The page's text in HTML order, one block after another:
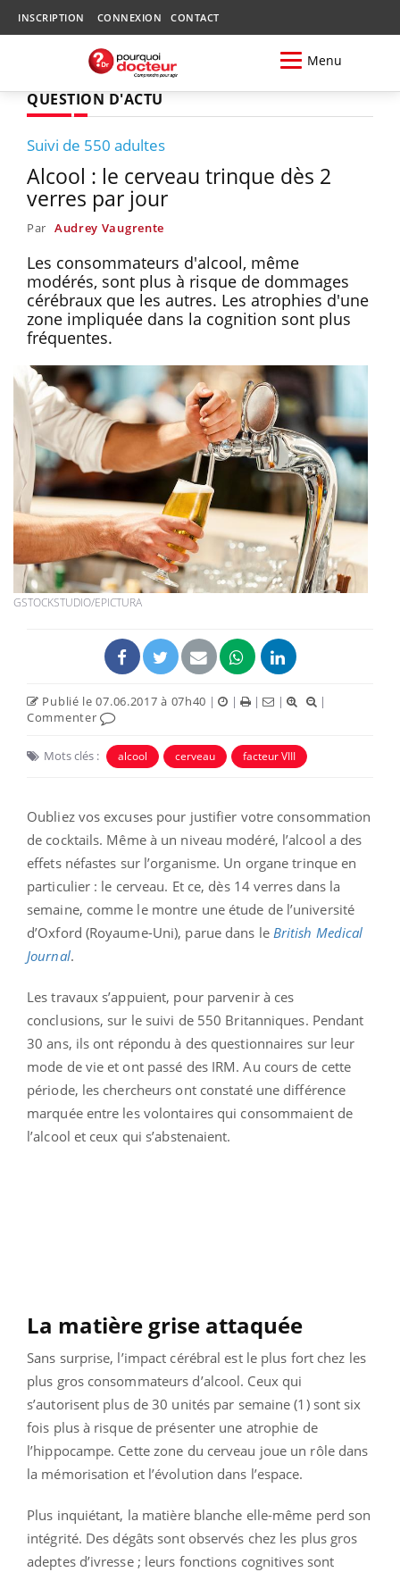
INSCRIPTION CONNEXION CONTACT
Menu
QUESTION D'ACTU
Suivi de 550 adultes
Alcool : le cerveau trinque dès 2
verres par jour
Par Audrey Vaugrente
Les consommateurs d'alcool, même
modérés, sont plus à risque de dommages
cérébraux que les autres. Les atrophies d'une
zone impliquée dans la cognition sont plus
fréquentes.
GSTOCKSTUDIO/EPICTURA
Publié le 07.06.2017 à 07h40 | | | |
|
Commenter
Mots clés : alcool cerveau facteur VIII
Oubliez vos excuses pour justifier votre consommation
de cocktails. Même à un niveau modéré, l’alcool a des
effets néfastes sur l’organisme. Un organe trinque en
particulier : le cerveau. Et ce, dès 14 verres dans la
semaine, comme le montre une étude de l’université
d’Oxford (Royaume-Uni), parue dans le British Medical
Journal.
Les travaux s’appuient, pour parvenir à ces
conclusions, sur le suivi de 550 Britanniques. Pendant
30 ans, ils ont répondu à des questionnaires sur leur
mode de vie et ont passé des IRM. Au cours de cette
période, les chercheurs ont constaté une différence
marquée entre les volontaires qui consommaient de
l’alcool et ceux qui s’abstenaient.
La matière grise attaquée
Sans surprise, l’impact cérébral est le plus fort chez les
plus gros consommateurs d’alcool. Ceux qui
s’autorisent plus de 30 unités par semaine (1) sont six
fois plus à risque de présenter une atrophie de
l’hippocampe. Cette zone du cerveau joue un rôle dans
la mémorisation et l’évolution dans l’espace.
Plus inquiétant, la matière blanche elle-même perd son
intégrité. Des dégâts sont observés chez les plus gros
adeptes d’ivresse ; leurs fonctions cognitives sont